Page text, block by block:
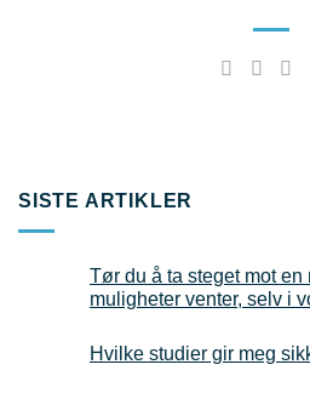
SISTE ARTIKLER
Tør du å ta steget mot
muligheter venter, selv i
Hvilke studier gir meg